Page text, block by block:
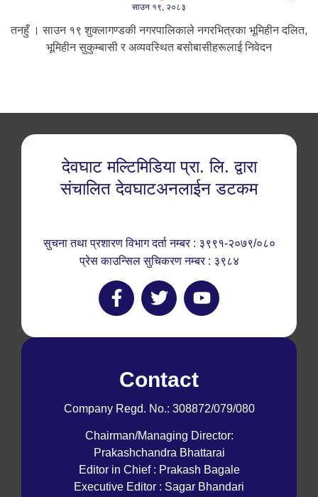
साउन १९, २०८३
तनहुँ । साउन १९ शुक्लागण्डकी नगरपालिकाले नगरभित्रका भूमिहीन दलित,
भूमिहीन सुकुम्बासी र अव्यवस्थित बसोबासीहरूलाई निवेदन
देवघाट मल्टिमिडिया प्रा. लि. द्वारा
संचालित देवघाटअनलाईन डटकम
सुचना तथा प्रशारण विभाग दर्ता नम्बर : ३९९१-२०७९/०८०
प्रेस काउन्सिल सुचिकरण नम्बर : ३९८४
Contact
Company Regd. No.: 308872/079/080
Chairman/Managing Director:
Prakashchandra Bhattarai
Editor in Chief : Prakash Bagale
Executive Editor : Sagar Bhandari